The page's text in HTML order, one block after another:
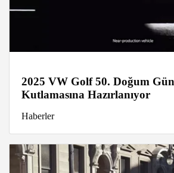
2025 VW Golf 50. Doğum
Kutlamasına Hazırlanıyor
Haberler